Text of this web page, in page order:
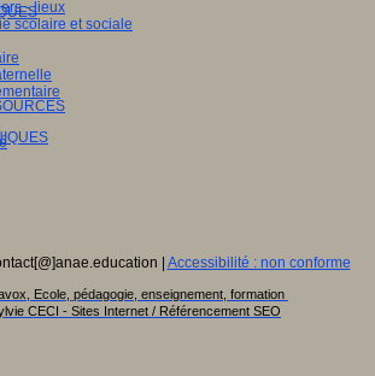
- lieux
scolaire et sociale
| Accessibilité : non conforme
Ecole, pédagogie, enseignement, formation
CECI - Sites Internet / Référencement SEO